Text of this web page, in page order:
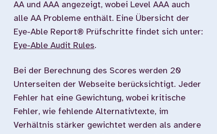
AA und AAA angezeigt, wobei Level AAA auch
alle AA Probleme enthält. Eine Übersicht der
Eye-Able Report® Prüfschritte findet sich unter:
Eye-Able Audit Rules.
Bei der Berechnung des Scores werden 20
Unterseiten der Webseite berücksichtigt. Jeder
Fehler hat eine Gewichtung, wobei kritische
Fehler, wie fehlende Alternativtexte, im
Verhältnis stärker gewichtet werden als andere